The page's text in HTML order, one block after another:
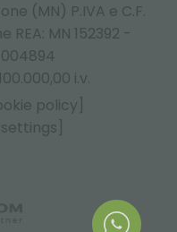
(MN) P.IVA e C.F.
REA: MN 152392 -
004894
i.v.
policy]